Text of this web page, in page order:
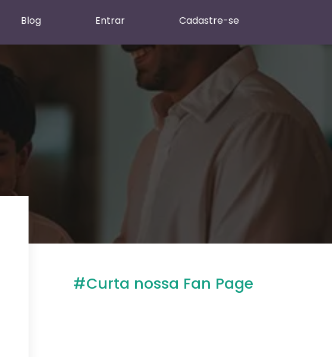
Blog Entrar Cadastre-se
#Curta nossa Fan Page